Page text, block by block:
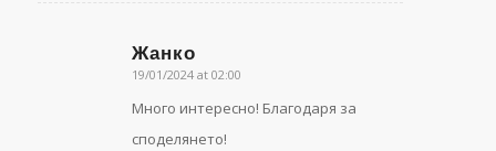
Жанко
says:
19/01/2024 at 02:00
Много интересно! Благодаря за
споделянето!